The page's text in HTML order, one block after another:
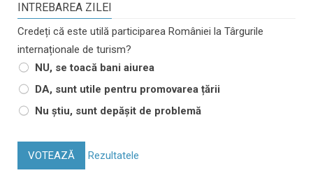
INTREBAREA ZILEI
Credeți că este utilă participarea României la Târgurile
internaționale de turism?
NU, se toacă bani aiurea
DA, sunt utile pentru promovarea țării
Nu știu, sunt depășit de problemă
VOTEAZĂ Rezultatele